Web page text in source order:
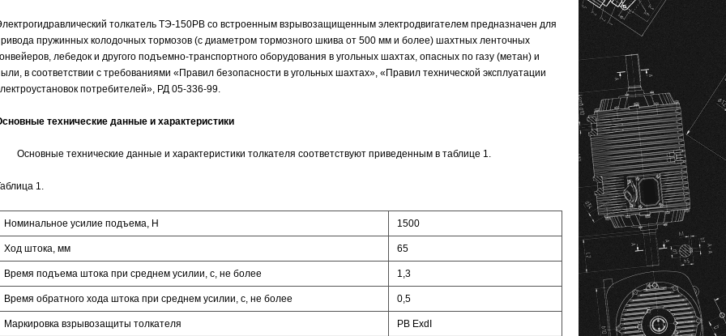
толкатель ТЭ-150РВ со встроенным взрывозащищенным электродвигателем предназначен для
пружинных колодочных тормозов (с диаметром тормозного шкива от 500 мм и более) шахтных ленточных
лебедок и другого подъемно-транспортного оборудования в угольных шахтах, опасных по газу (метан) и
в соответствии с требованиями «Правил безопасности в угольных шахтах», «Правил технической эксплуатации
потребителей», РД 05-336-99.
технические данные и характеристики
технические данные и характеристики толкателя соответствуют приведенным в таблице 1.
1.
Номинальное усилие подъема, Н 1500
Ход штока, мм 65
Время подъема штока при среднем усилии, с, не более 1,3
Время обратного хода штока при среднем усилии, с, не более 0,5
Маркировка взрывозащиты толкателя РВ ExdI